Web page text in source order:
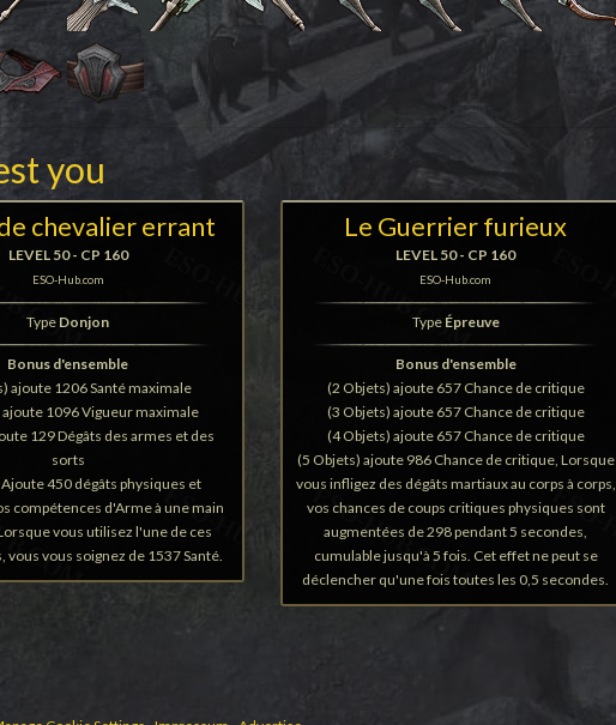
you
chevalier errant
LEVEL 50 - CP 160
ESO-Hub.com
Type Donjon
Bonus d'ensemble
ajoute 1206 Santé maximale
ajoute 1096 Vigueur maximale
129 Dégâts des armes et des
sorts
450 dégâts physiques et
compétences d'Arme à une main
vous utilisez l'une de ces
vous vous soignez de 1537 Santé.
Le Guerrier furieux
LEVEL 50 - CP 160
ESO-Hub.com
Type Épreuve
Bonus d'ensemble
(2 Objets) ajoute 657 Chance de critique
(3 Objets) ajoute 657 Chance de critique
(4 Objets) ajoute 657 Chance de critique
(5 Objets) ajoute 986 Chance de critique, Lorsque
vous infligez des dégâts martiaux au corps à corps,
vos chances de coups critiques physiques sont
augmentées de 298 pendant 5 secondes,
cumulable jusqu'à 5 fois. Cet effet ne peut se
déclencher qu'une fois toutes les 0,5 secondes.